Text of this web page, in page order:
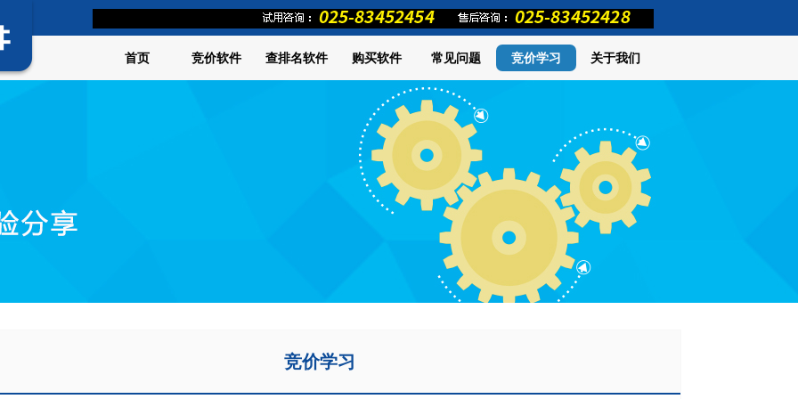
首页 竞价软件 查排名软件 购买软件 常见问题 竞价学习 关于我们
竞价学习